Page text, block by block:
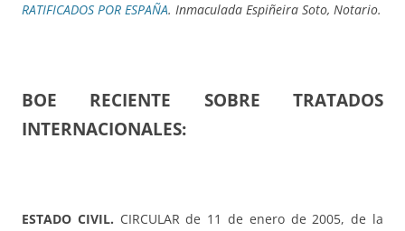
RATIFICADOS POR ESPAÑA. Inmaculada Espiñeira Soto, Notario.
BOE RECIENTE SOBRE TRATADOS
INTERNACIONALES:
ESTADO CIVIL. CIRCULAR de 11 de enero de 2005, de la